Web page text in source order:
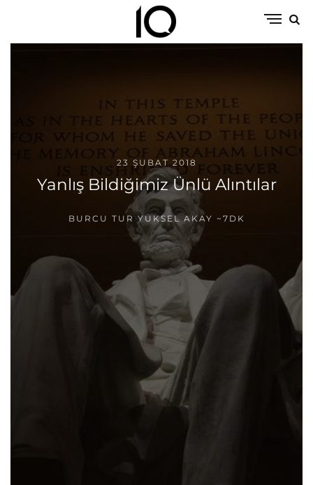
23 ŞUBAT 2018
Yanlış Bildiğimiz Ünlü Alıntılar
BURCU TUR YÜKSEL AKAY ~7DK